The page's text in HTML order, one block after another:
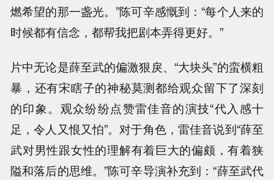
燃希望的那一盏光。”陈可辛感慨到：“每个人来的
时候都有信念，都帮我把剧本弄得更好。”
片中无论是薛至武的偏激狠戾、“大块头”的蛮横粗
暴，还有宋瞎子的神秘莫测都给观众留下了深刻
的印象。观众纷纷点赞雷佳音的演技“代入感十
足，令人又恨又怕”。对于角色，雷佳音说到“薛至
武对男性跟女性的理解有着巨大的偏颇，有着狭
隘和落后的思维。”陈可辛导演补充到：“薛至武代